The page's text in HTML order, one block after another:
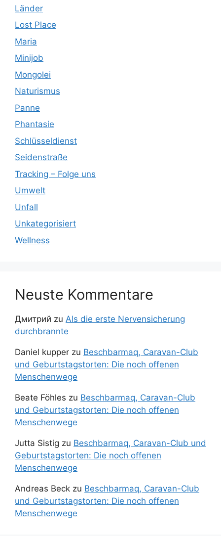
Länder
Lost Place
Maria
Minijob
Mongolei
Naturismus
Panne
Phantasie
Schlüsseldienst
Seidenstraße
Tracking – Folge uns
Umwelt
Unfall
Unkategorisiert
Wellness
Neuste Kommentare
Дмитрий zu Als die erste Nervensicherung
durchbrannte
Daniel kupper zu Beschbarmaq, Caravan-Club
und Geburtstagstorten: Die noch offenen
Menschenwege
Beate Föhles zu Beschbarmaq, Caravan-Club
und Geburtstagstorten: Die noch offenen
Menschenwege
Jutta Sistig zu Beschbarmaq, Caravan-Club und
Geburtstagstorten: Die noch offenen
Menschenwege
Andreas Beck zu Beschbarmaq, Caravan-Club
und Geburtstagstorten: Die noch offenen
Menschenwege